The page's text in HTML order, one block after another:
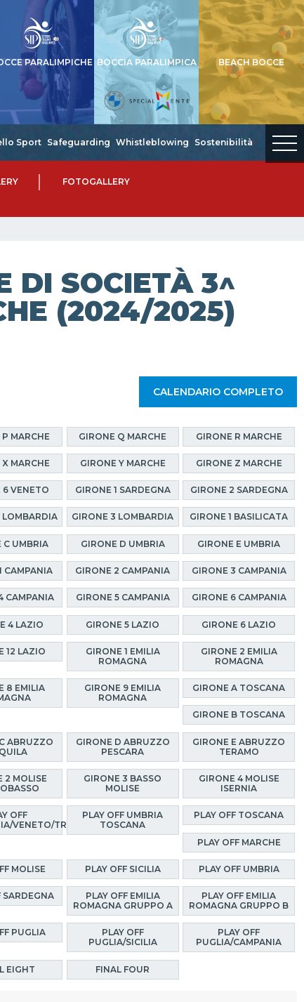
PARALIMPICHE BOCCIA PARALIMPICA BEACH BOCCE
Sport Safeguarding Whistleblowing Sostenibilità
FOTOGALLERY
DI SOCIETÀ 3^
(2024/2025)
CALENDARIO COMPLETO
MARCHE GIRONE Q MARCHE GIRONE R MARCHE
MARCHE GIRONE Y MARCHE GIRONE Z MARCHE
6 VENETO GIRONE 1 SARDEGNA GIRONE 2 SARDEGNA
LOMBARDIA GIRONE 3 LOMBARDIA GIRONE 1 BASILICATA
C UMBRIA GIRONE D UMBRIA GIRONE E UMBRIA
CAMPANIA GIRONE 2 CAMPANIA GIRONE 3 CAMPANIA
CAMPANIA GIRONE 5 CAMPANIA GIRONE 6 CAMPANIA
4 LAZIO GIRONE 5 LAZIO GIRONE 6 LAZIO
12 LAZIO
GIRONE 1 EMILIA
ROMAGNA
GIRONE 2 EMILIA
ROMAGNA
8 EMILIA
GIRONE 9 EMILIA
ROMAGNA
GIRONE A TOSCANA
GIRONE B TOSCANA
ABRUZZO
GIRONE D ABRUZZO
PESCARA
GIRONE E ABRUZZO
TERAMO
2 MOLISE
GIRONE 3 BASSO
MOLISE
GIRONE 4 MOLISE
ISERNIA
OFF
VENETO/TRENTINO
PLAY OFF UMBRIA
TOSCANA
PLAY OFF TOSCANA
PLAY OFF MARCHE
MOLISE PLAY OFF SICILIA PLAY OFF UMBRIA
SARDEGNA
PLAY OFF EMILIA
ROMAGNA GRUPPO A
PLAY OFF EMILIA
ROMAGNA GRUPPO B
PUGLIA
PLAY OFF
PUGLIA/SICILIA
PLAY OFF
PUGLIA/CAMPANIA
EIGHT FINAL FOUR